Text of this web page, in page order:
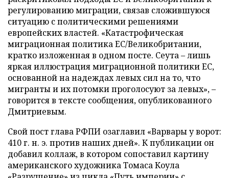
регулированию миграции, связав сложившуюся
ситуацию с политическими решениями
европейских властей. «Катастрофическая
миграционная политика ЕС/Великобритании,
кратко изложенная в одном посте. Сеута – лишь
яркая иллюстрация миграционной политики ЕС,
основанной на надеждах левых сил на то, что
мигранты и их потомки проголосуют за левых», –
говорится в тексте сообщения, опубликованного
Дмитриевым.
Свой пост глава РФПИ озаглавил «Варвары у ворот:
410 г. н. э. против наших дней». К публикации он
добавил коллаж, в котором сопоставил картину
американского художника Томаса Коула